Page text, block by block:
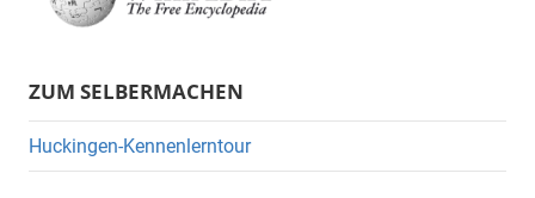
ZUM SELBERMACHEN
Huckingen-Kennenlerntour